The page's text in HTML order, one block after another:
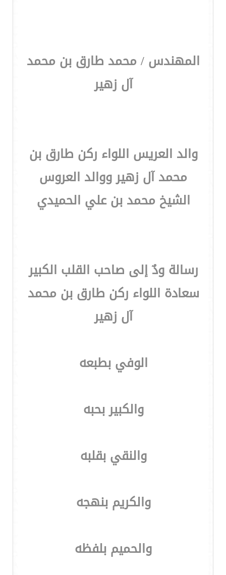
المهندس / محمد طارق بن محمد
آل زهير
والد العريس اللواء ركن طارق بن
محمد آل زهير ووالد العروس
الشيخ محمد بن علي الحميدي
رسالة ودٌ إلى صاحب القلب الكبير
سعادة اللواء ركن طارق بن محمد
آل زهير
الوفي بطبعه
والكبير بحبه
والنقي بقلبه
والكريم بنهجه
والحميم بلفظه